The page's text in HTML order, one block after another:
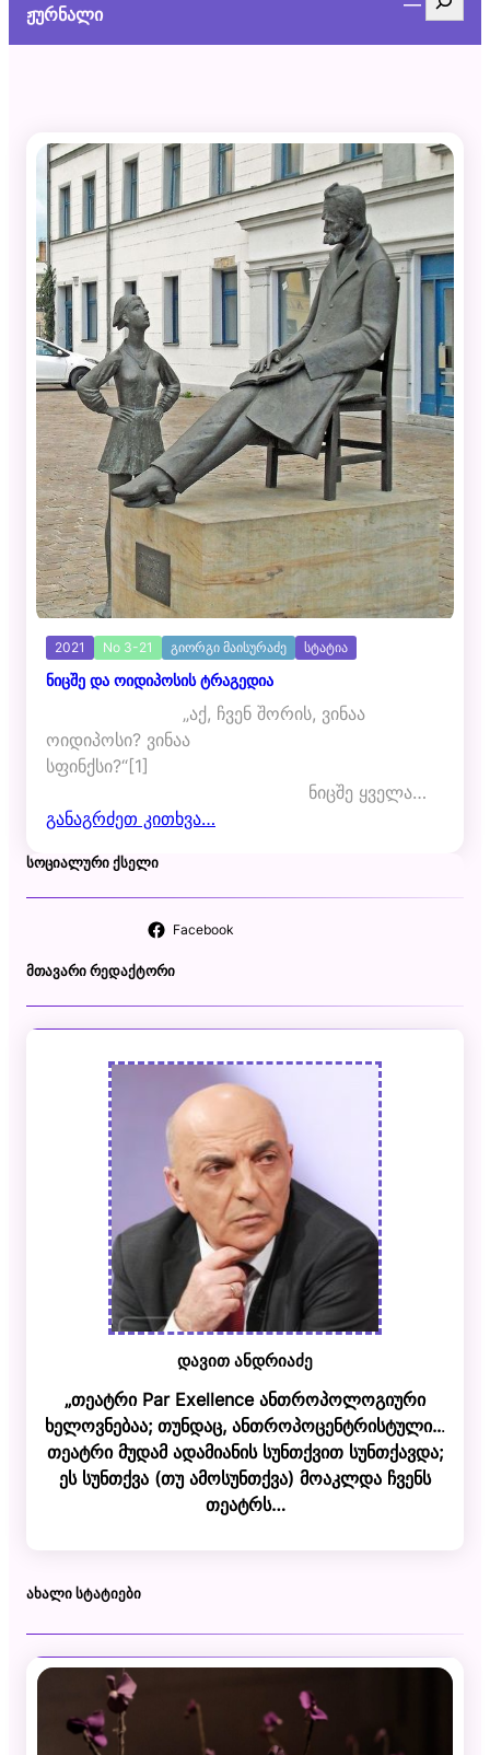
ჟურნალი
2021 No 3-21 გიორგი მაისურაძე სტატია
ნიცშე და ოიდიპოსის ტრაგედია
„აქ, ჩვენ შორის, ვინაა
ოიდიპოსი? ვინაა
სფინქსი?“[1]
ნიცშე ყველა…
განაგრძეთ კითხვა…
ᲡᲝᲪᲘᲐᲚᲣᲠᲘ ᲥᲡᲔᲚᲘ
Facebook
ᲛᲗᲐᲕᲐᲠᲘ ᲠᲔᲓᲐᲥᲢᲝᲠᲘ
დავით ანდრიაძე
„თეატრი Par Exellence ანთროპოლოგიური
ხელოვნებაა; თუნდაც, ანთროპოცენტრისტული...
თეატრი მუდამ ადამიანის სუნთქვით სუნთქავდა;
ეს სუნთქვა (თუ ამოსუნთქვა) მოაკლდა ჩვენს
თეატრს…
ᲐᲮᲐᲚᲘ ᲡᲢᲐᲢᲘᲔᲑᲘ